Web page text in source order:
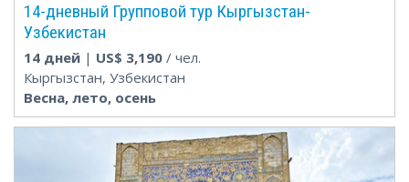
14-дневный Групповой тур Кыргызстан-
Узбекистан
14 дней | US$ 3,190 / чел.
Кыргызстан, Узбекистан
Весна, лето, осень